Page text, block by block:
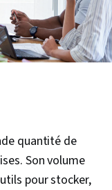
quantité de
Son volume
pour stocker,